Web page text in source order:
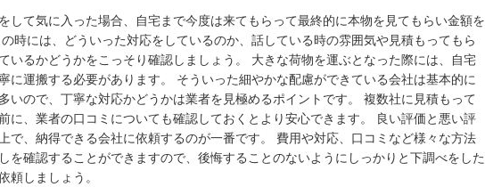
して気に入った場合、自宅まで今度は来てもらって最終的に本物を見てもらい金額を
時には、どういった対応をしているのか、話している時の雰囲気や見積もってもら
いるかどうかをこっそり確認しましょう。 大きな荷物を運ぶとなった際には、自宅
に運搬する必要があります。 そういった細やかな配慮ができている会社は基本的に
いので、丁寧な対応かどうかは業者を見極めるポイントです。 複数社に見積もって
に、業者の口コミについても確認しておくとより安心できます。 良い評価と悪い評
で、納得できる会社に依頼するのが一番です。 費用や対応、口コミなど様々な方法
を確認することができますので、後悔することのないようにしっかりと下調べをした
頼しましょう。